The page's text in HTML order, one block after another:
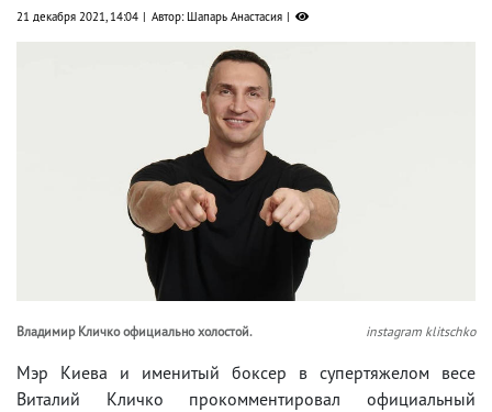
21 декабря 2021, 14:04 Автор: Шапарь Анастасия
Владимир Кличко официально холостой. instagram klitschko
Мэр Киева и именитый боксер в супертяжелом весе
Виталий Кличко прокомментировал официальный